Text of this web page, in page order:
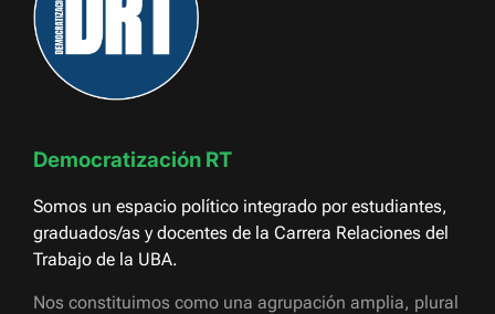
Democratización RT
Somos un espacio político integrado por estudiantes,
graduados/as y docentes de la Carrera Relaciones del
Trabajo de la UBA.
Nos constituimos como una agrupación amplia, plural